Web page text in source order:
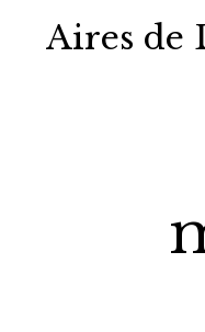
Aires de